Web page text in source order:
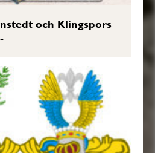
och Klingspors